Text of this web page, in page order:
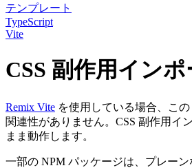
テンプレート
TypeScript
Vite
CSS 副作用インポ
Remix Vite を使用している場合、こ
関連性がありません。CSS 副作用イ
まま動作します。
一部の NPM パッケージは、プレー